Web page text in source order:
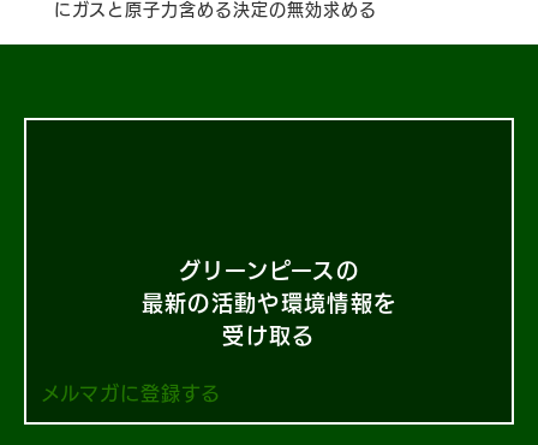
にガスと原子力含める決定の無効求める
グリーンピースの
最新の活動や環境情報を
受け取る
メルマガに登録する